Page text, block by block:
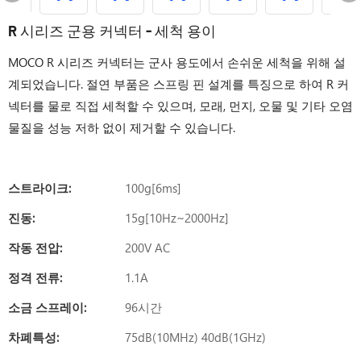
R 시리즈 군용 커넥터 - 세척 용이
MOCO R 시리즈 커넥터는 군사 용도에서 손쉬운 세척을 위해 설
계되었습니다. 절연 부품은 스프링 핀 설계를 특징으로 하여 R 커
넥터를 물로 직접 세척할 수 있으며, 모래, 먼지, 오물 및 기타 오염
물질을 성능 저하 없이 제거할 수 있습니다.
스트라이크:
100g[6ms]
진동:
15g[10Hz~2000Hz]
작동 전압:
200V AC
정격 전류:
1.1A
소금 스프레이:
96시간
차폐특성:
75dB(10MHz) 40dB(1GHz)